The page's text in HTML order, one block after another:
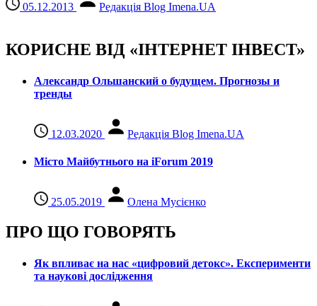
05.12.2013 Редакція Blog Imena.UA
КОРИСНЕ ВІД «ІНТЕРНЕТ ІНВЕСТ»
Александр Ольшанский о будущем. Прогнозы и
тренды
12.03.2020 Редакція Blog Imena.UA
Місто Майбутнього на iForum 2019
25.05.2019 Олена Мусієнко
ПРО ЩО ГОВОРЯТЬ
Як впливає на нас «цифровий детокс». Експерименти
та наукові дослідження